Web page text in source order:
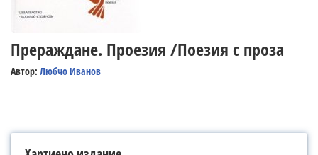
Прераждане. Проезия /Поезия с проза
Автор: Любчо Иванов